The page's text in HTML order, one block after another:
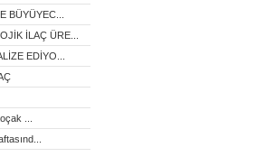
BÜYÜYEC...
İLAÇ ÜRE...
EDİYO...
...